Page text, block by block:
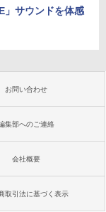
」サウンドを体感
お問い合わせ
集部へのご連絡
会社概要
取引法に基づく表示